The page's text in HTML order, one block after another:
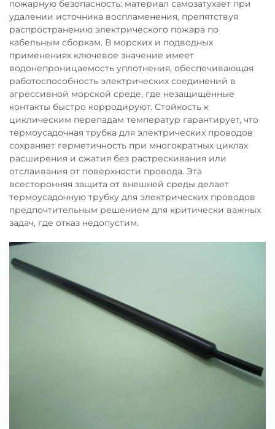
пожарную безопасность: материал самозатухает при
удалении источника воспламенения, препятствуя
распространению электрического пожара по
кабельным сборкам. В морских и подводных
применениях ключевое значение имеет
водонепроницаемость уплотнения, обеспечивающая
работоспособность электрических соединений в
агрессивной морской среде, где незащищённые
контакты быстро корродируют. Стойкость к
циклическим перепадам температур гарантирует, что
термоусадочная трубка для электрических проводов
сохраняет герметичность при многократных циклах
расширения и сжатия без растрескивания или
отслаивания от поверхности провода. Эта
всесторонняя защита от внешней среды делает
термоусадочную трубку для электрических проводов
предпочтительным решением для критически важных
задач, где отказ недопустим.